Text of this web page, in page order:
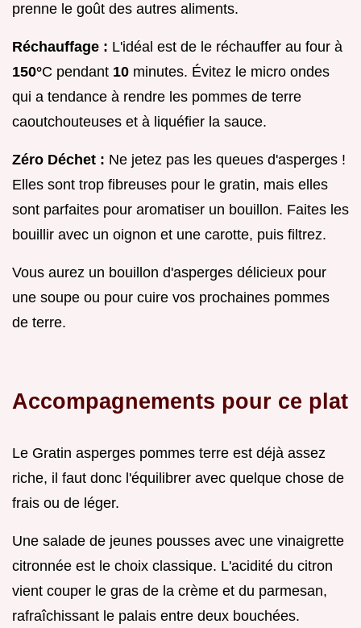
prenne le goût des autres aliments.
Réchauffage : L'idéal est de le réchauffer au four à
150°C pendant 10 minutes. Évitez le micro ondes
qui a tendance à rendre les pommes de terre
caoutchouteuses et à liquéfier la sauce.
Zéro Déchet : Ne jetez pas les queues d'asperges !
Elles sont trop fibreuses pour le gratin, mais elles
sont parfaites pour aromatiser un bouillon. Faites les
bouillir avec un oignon et une carotte, puis filtrez.
Vous aurez un bouillon d'asperges délicieux pour
une soupe ou pour cuire vos prochaines pommes
de terre.
Accompagnements pour ce plat
Le Gratin asperges pommes terre est déjà assez
riche, il faut donc l'équilibrer avec quelque chose de
frais ou de léger.
Une salade de jeunes pousses avec une vinaigrette
citronnée est le choix classique. L'acidité du citron
vient couper le gras de la crème et du parmesan,
rafraîchissant le palais entre deux bouchées.